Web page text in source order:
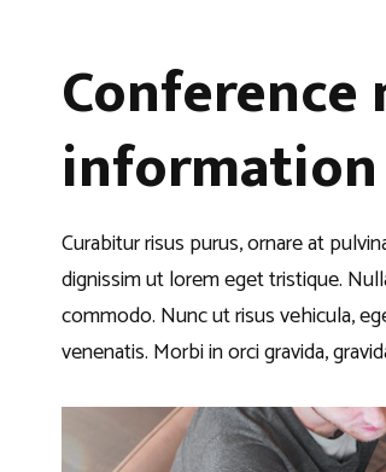
information
Curabitur risus purus, ornare at
dignissim ut lorem eget tristique.
commodo. Nunc ut risus vehicula,
venenatis. Morbi in orci gravida,